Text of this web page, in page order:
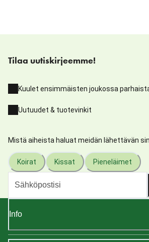
Tilaa uutiskirjeemme!
Kuulet ensimmäisten joukossa
Uutuudet & tuotevinkit
Mistä aiheista haluat meidän lähettävän
Koirat Kissat Pieneläimet
Info